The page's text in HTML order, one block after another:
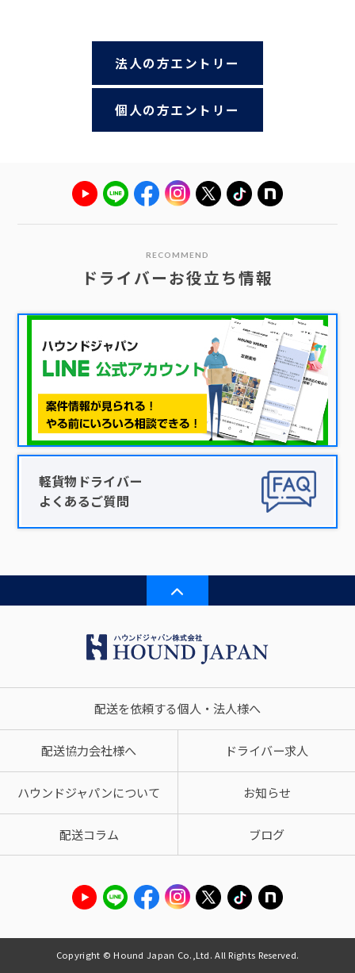
法人の方エントリー
個人の方エントリー
RECOMMEND
ドライバーお役立ち情報
軽貨物ドライバー
よくあるご質問
配送を依頼する個人・法人様へ
配送協力会社様へ ドライバー求人
ハウンドジャパンについて お知らせ
配送コラム ブログ
Copyright © Hound Japan Co.,Ltd. All Rights Reserved.